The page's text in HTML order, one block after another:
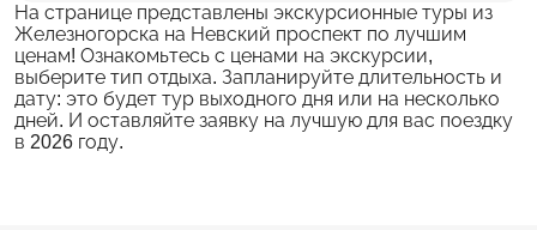
На странице представлены экскурсионные туры из
Железногорска на Невский проспект по лучшим
ценам! Ознакомьтесь с ценами на экскурсии,
выберите тип отдыха. Запланируйте длительность и
дату: это будет тур выходного дня или на несколько
дней. И оставляйте заявку на лучшую для вас поездку
в 2026 году.